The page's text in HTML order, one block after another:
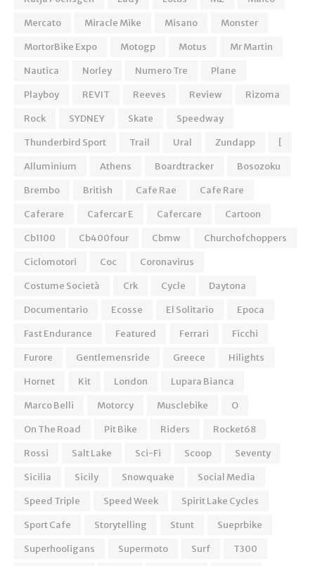
Mercato
Miracle Mike Misano
Monster
MortorBike Expo
Motogp Motus
Mr Martin
Nautica
Norley Numero Tre
Plane
Playboy
REVIT Reeves Review
Rizoma
Rock
SYDNEY Skate
Speedway
Thunderbird Sport
Trail Ural Zundapp
[
Alluminium
Athens Boardtracker
Bosozoku
Brembo
British Cafe Rae
Cafe Rare
Caferare
Cafercar E Cafercare
Cartoon
Cb1100
Cb400four Cbmw
Churchofchoppers
Ciclomotori
Coc
Coronavirus
Costume Società
Crk Cycle
Daytona
Documentario
Ecosse El Solitario
Epoca
Fast Endurance
Featured Ferrari
Ficchi
Furore
Gentlemensride Greece
Hilights
Hornet
Kit London
Lupara Bianca
Marco Belli
Motorcy Musclebike
O
On The Road
Pit Bike Riders
Rocket68
Rossi
Salt Lake Sci-Fi Scoop
Seventy
Sicilia
Sicily Snowquake
Social Media
Speed Triple
Speed Week
Spirit Lake Cycles
Sport Cafe
Storytelling Stunt
Sueprbike
Superhooligans
Supermoto Surf
T300